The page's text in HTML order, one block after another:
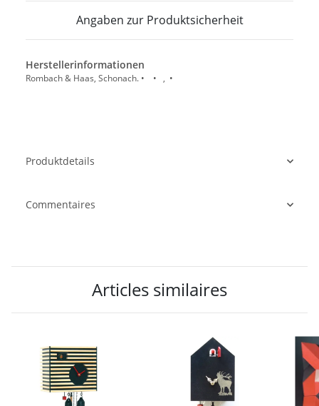
Angaben zur Produktsicherheit
Herstellerinformationen
Rombach & Haas, Schonach. • • , •
Produktdetails
Commentaires
Articles similaires